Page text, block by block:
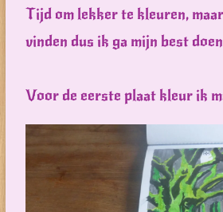
Tijd om lekker te kleuren,
vinden dus ik ga mijn best
Voor de eerste plaat kleur ik